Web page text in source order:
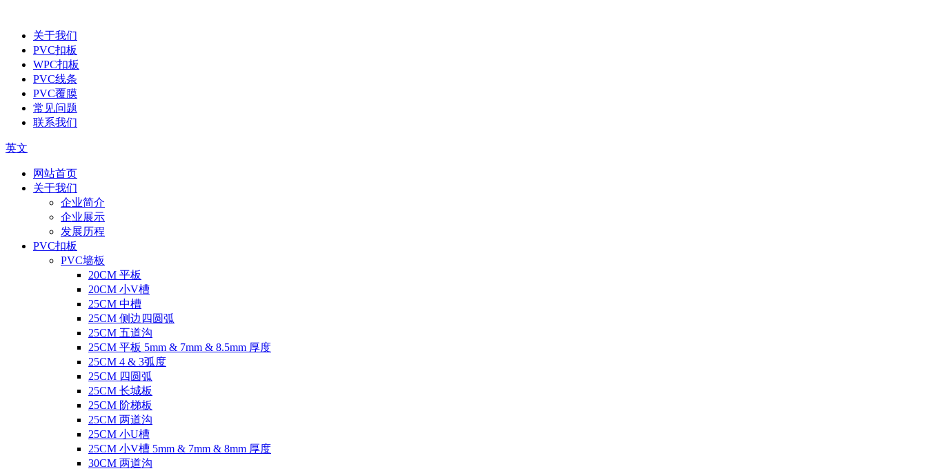
关于我们
PVC扣板
WPC扣板
PVC线条
PVC覆膜
常见问题
联系我们
英文
网站首页
关于我们
企业简介
企业展示
发展历程
PVC扣板
PVC墙板
20CM 平板
20CM 小V槽
25CM 中槽
25CM 侧边四圆弧
25CM 五道沟
25CM 平板 5mm & 7mm & 8.5mm 厚度
25CM 4 & 3弧度
25CM 四圆弧
25CM 长城板
25CM 阶梯板
25CM 两道沟
25CM 小U槽
25CM 小V槽 5mm & 7mm & 8mm 厚度
30CM 两道沟